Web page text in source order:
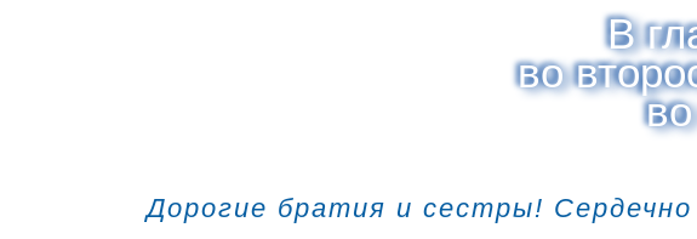
В
во
Дорогие братия и сестры!